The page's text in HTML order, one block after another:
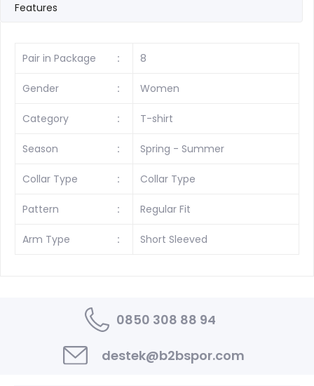
Features
Pair in Package : 8
Gender : Women
Category : T-shirt
Season : Spring - Summer
Collar Type : Collar Type
Pattern : Regular Fit
Arm Type : Short Sleeved
0850 308 88 94
destek@b2bspor.com